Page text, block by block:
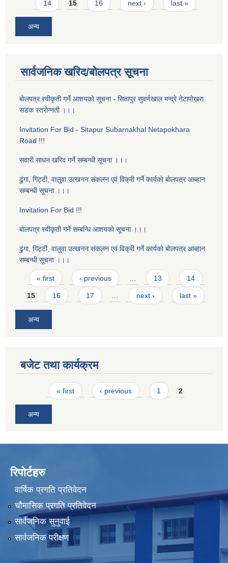
14 15 16 next › last »
अन्य
सार्वजनिक खरिद/बोलपत्र सूचना
बाेलपत्र स्वीकृती गर्ने आशयकाे सूचना - सितापुर सुवर्णखाल मन्द्रे नेटापाेखरा
सडक स्तराेन्नती ।।।
Invitation For Bid - Sitapur Subarnakhal Netapokhara
Road !!!
सवारी साधन खरिद गर्ने सम्बन्धी सूचना ।।।
ढुंगा, गिट्टी, वालुवा उत्खनन संकलन एवं विक्री गर्ने कार्यकाे बाेलपत्र आब्हान
सम्बन्धी सूचना ।।।
Invitation For Bid !!!
बाेलपत्र स्वीकृती गर्ने सम्बन्धि आशयकाे सूचना ।।।
ढुंगा, गिट्टी, वालुवा उत्खनन संकलन एवं विक्री गर्ने कार्यकाे बाेलपत्र आब्हान
सम्बन्धी सूचना ।।।
Pages
« first ‹ previous … 13 14
15 16 17 … next › last »
अन्य
बजेट तथा कार्यक्रम
Pages« first ‹ previous 1 2
अन्य
रिपोर्टहरु
वार्षिक प्रगति प्रतिवेदन
चौमासिक प्रगति प्रतिवेदन
सार्वजनिक सुनुवाई
सार्वजनिक परीक्षण